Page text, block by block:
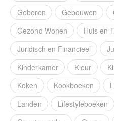
Geboren
Gebouwen
Gezond Wonen
Huis en
Juridisch en Financieel
Kinderkamer
Kleur
Koken
Kookboeken
Landen
Lifestyleboeken